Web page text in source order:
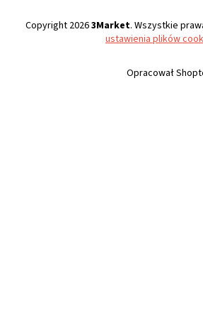
Opracował
Copyright 20263Market. Wszystkie
ustawienia plików